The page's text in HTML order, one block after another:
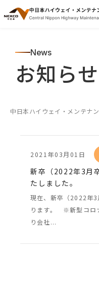
News
お知らせ
中日本ハイウェイ・メンテナ
2021年03月01日
新卒（2022年3月
たしました。
現在、新卒（2022年3
ります。 ※新型コロ
り会社...